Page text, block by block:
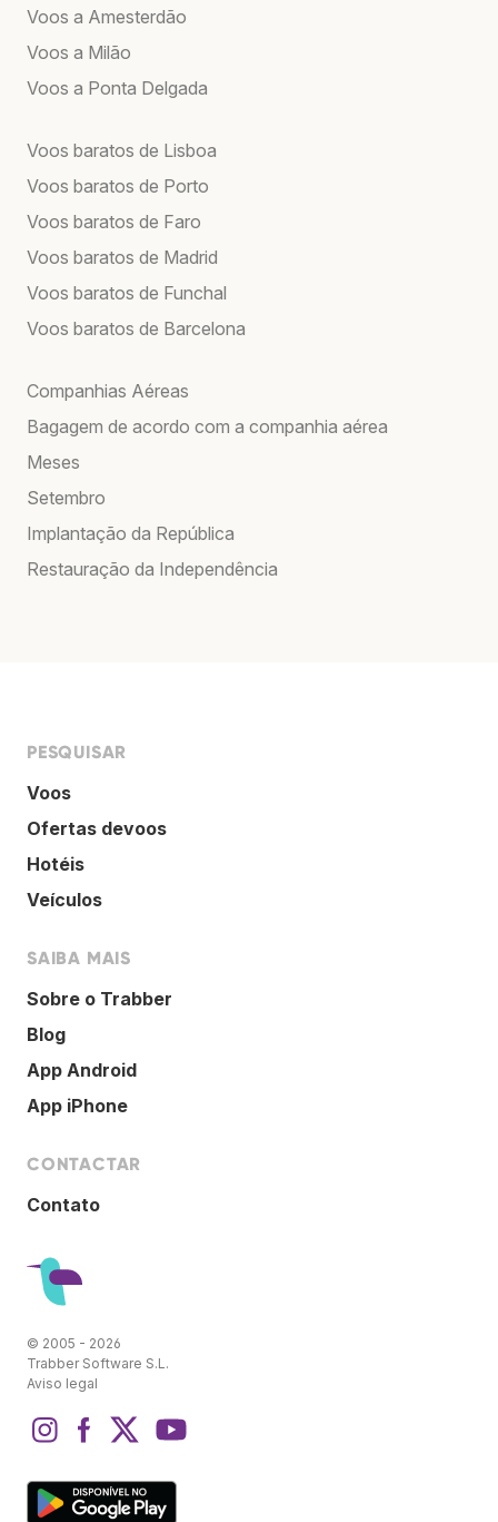
Voos a Amesterdão
Voos a Milão
Voos a Ponta Delgada
Voos baratos de Lisboa
Voos baratos de Porto
Voos baratos de Faro
Voos baratos de Madrid
Voos baratos de Funchal
Voos baratos de Barcelona
Companhias Aéreas
Bagagem de acordo com a companhia aérea
Meses
Setembro
Implantação da República
Restauração da Independência
PESQUISAR
Voos
Ofertas devoos
Hotéis
Veículos
SAIBA MAIS
Sobre o Trabber
Blog
App Android
App iPhone
CONTACTAR
Contato
© 2005 - 2026
Trabber Software S.L.
Aviso legal